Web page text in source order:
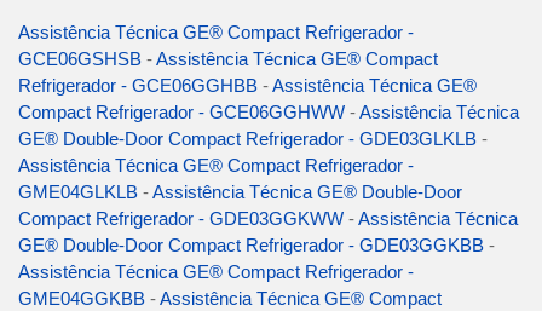
Assistência Técnica GE® Compact Refrigerador -
GCE06GSHSB -Assistência Técnica GE® Compact
Refrigerador - GCE06GGHBB -Assistência Técnica GE®
Compact Refrigerador - GCE06GGHWW -Assistência Técnica
GE® Double-Door Compact Refrigerador - GDE03GLKLB -
Assistência Técnica GE® Compact Refrigerador -
GME04GLKLB -Assistência Técnica GE® Double-Door
Compact Refrigerador - GDE03GGKWW -Assistência Técnica
GE® Double-Door Compact Refrigerador - GDE03GGKBB -
Assistência Técnica GE® Compact Refrigerador -
GME04GGKBB -Assistência Técnica GE® Compact